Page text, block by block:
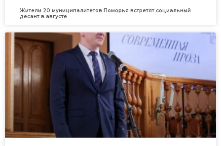
Жители 20 муниципалитетов Поморья встретят социальный
десант в августе